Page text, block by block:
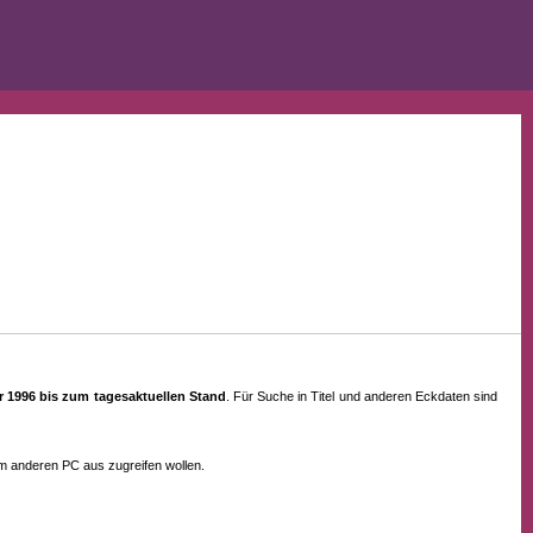
bis zum tagesaktuellen Stand . Für Suche in Titel und anderen Eckdaten sind
anderen PC aus zugreifen wollen.